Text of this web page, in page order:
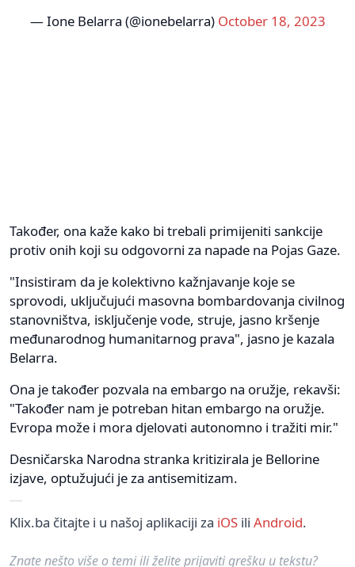
— Ione Belarra (@ionebelarra) October 18, 2023
Također, ona kaže kako bi trebali primijeniti sankcije
protiv onih koji su odgovorni za napade na Pojas Gaze.
"Insistiram da je kolektivno kažnjavanje koje se
sprovodi, uključujući masovna bombardovanja civilnog
stanovništva, isključenje vode, struje, jasno kršenje
međunarodnog humanitarnog prava", jasno je kazala
Belarra.
Ona je također pozvala na embargo na oružje, rekavši:
"Također nam je potreban hitan embargo na oružje.
Evropa može i mora djelovati autonomno i tražiti mir."
Desničarska Narodna stranka kritizirala je Bellorine
izjave, optužujući je za antisemitizam.
Klix.ba čitajte i u našoj aplikaciji za iOS ili Android.
Znate nešto više o temi ili želite prijaviti grešku u tekstu?